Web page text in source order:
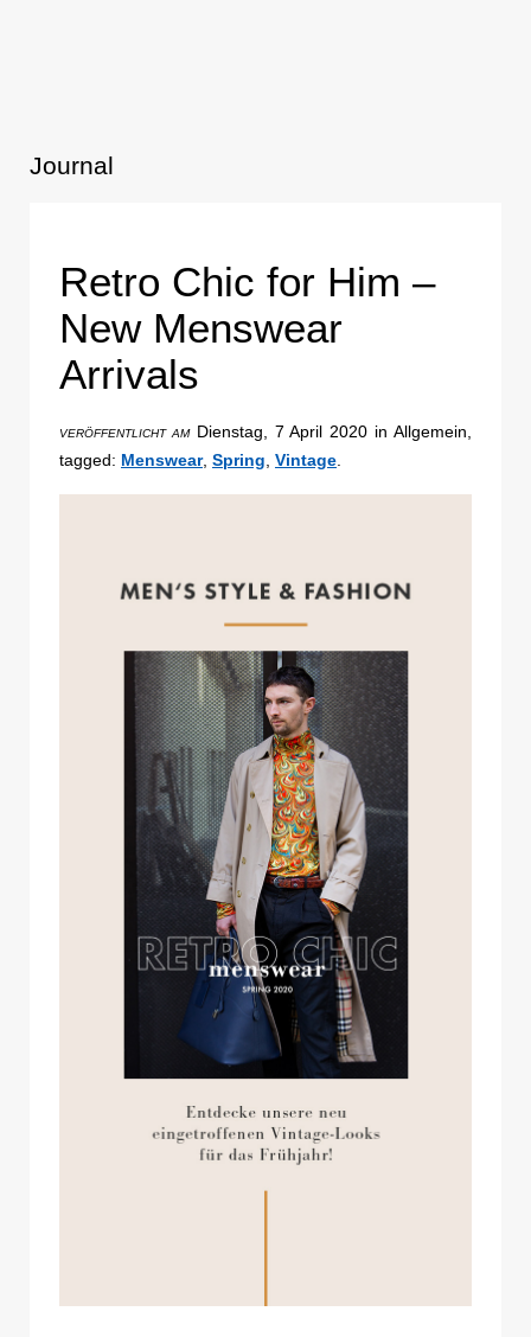
Journal
Retro Chic for Him –
New Menswear
Arrivals
VERÖFFENTLICHT AMDienstag, 7 April 2020 in Allgemein,
tagged: Menswear, Spring, Vintage.